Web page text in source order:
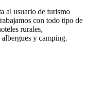
al usuario de turismo
con todo tipo de
rurales,
y camping.